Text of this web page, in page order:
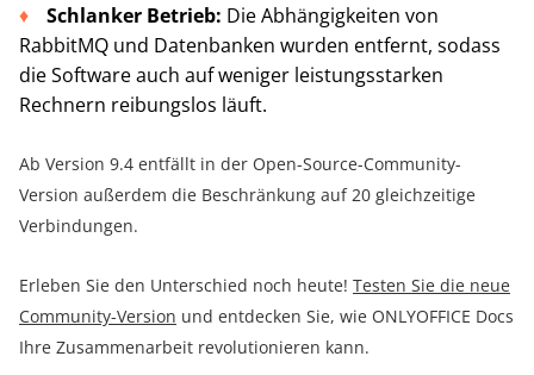
Schlanker Betrieb: Die Abhängigkeiten von
RabbitMQ und Datenbanken wurden entfernt, sodass
die Software auch auf weniger leistungsstarken
Rechnern reibungslos läuft.
Ab Version 9.4 entfällt in der Open-Source-Community-
Version außerdem die Beschränkung auf 20 gleichzeitige
Verbindungen.
Erleben Sie den Unterschied noch heute! Testen Sie die neue
Community-Version und entdecken Sie, wie ONLYOFFICE Docs
Ihre Zusammenarbeit revolutionieren kann.